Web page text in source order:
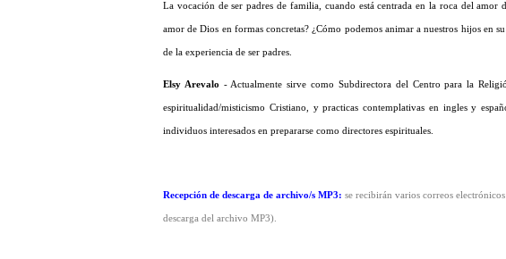
La vocación de ser padres de familia, cuando está centrada en la roca del
amor de Dios en formas concretas? ¿Cómo podemos animar a nuestros hijos en
de la experiencia de ser padres.
Elsy Arevalo - Actualmente sirve como Subdirectora del Centro para la
espiritualidad/misticismo Cristiano, y practicas contemplativas en ingles y
individuos interesados en prepararse como directores espirituales.
Recepción de descarga de archivo/s MP3: se recibirán varios correos
descarga del archivo MP3).